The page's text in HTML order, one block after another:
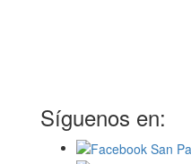
Síguenos en: